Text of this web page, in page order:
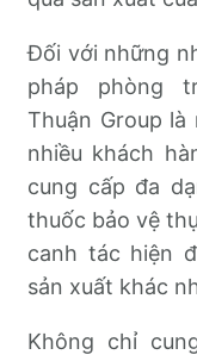
Đối với những
pháp phòng
Thuận Group
nhiều khách
cung cấp đa
thuốc bảo vệ
canh tác hiện
sản xuất khác
Không chỉ